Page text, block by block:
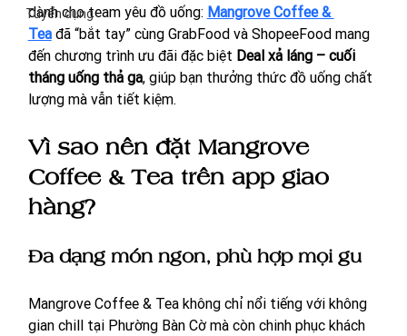
Tuyển dụng
dành cho team yêu đồ uống: Mangrove Coffee &
Tea đã “bắt tay” cùng GrabFood và ShopeeFood mang
đến chương trình ưu đãi đặc biệt Deal xả láng – cuối
tháng uống thả ga, giúp bạn thưởng thức đồ uống chất
lượng mà vẫn tiết kiệm.
Vì sao nên đặt Mangrove
Coffee & Tea trên app giao
hàng?
Đa dạng món ngon, phù hợp mọi gu
Mangrove Coffee & Tea không chỉ nổi tiếng với không
gian chill tại Phường Bàn Cờ mà còn chinh phục khách